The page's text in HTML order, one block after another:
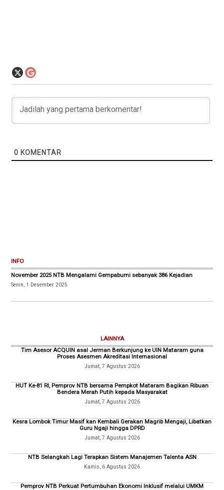
0 KOMENTAR
INFO
November 2025 NTB Mengalami Gempabumi sebanyak 386 Kejadian
Senin, 1 Desember 2025
LAINNYA
Tim Asesor ACQUIN asal Jerman Berkunjung ke UIN Mataram guna
Proses Asesmen Akreditasi Internasional
Jumat, 7 Agustus 2026
HUT Ke-81 RI, Pemprov NTB bersama Pempkot Mataram Bagikan Ribuan
Bendera Merah Putih kepada Masyarakat
Jumat, 7 Agustus 2026
Kesra Lombok Timur Masif kan Kembali Gerakan Magrib Mengaji, Libatkan
Guru Ngaji hingga DPRD
Jumat, 7 Agustus 2026
NTB Selangkah Lagi Terapkan Sistem Manajemen Talenta ASN
Kamis, 6 Agustus 2026
Pemprov NTB Perkuat Pertumbuhan Ekonomi Inklusif melalui UMKM